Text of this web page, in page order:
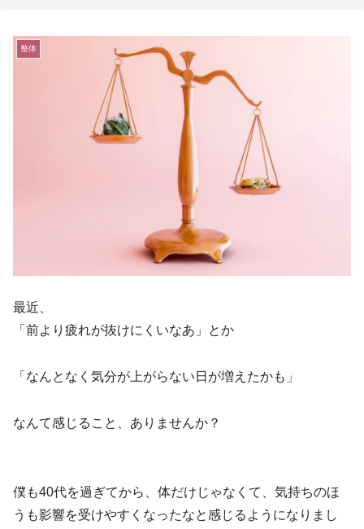
整体
最近、
「前より疲れが抜けにくいなあ」とか
「なんとなく気分が上がらない日が増えたかも」
なんて感じること、ありませんか？
僕も40代を過ぎてから、体だけじゃなくて、気持ちのほ
うも影響を受けやすくなったなと感じるようになりまし